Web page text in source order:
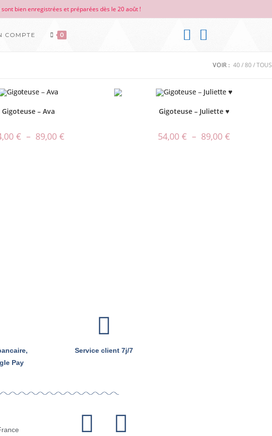
bien enregistrées et préparées dès le 20 août !
COMPTE 0
VOIR : 40 80 TOUS
Gigoteuse – Ava
€ – 89,00 €
Gigoteuse – Juliette ♥
54,00 € – 89,00 €
Pay
Service client 7j/7